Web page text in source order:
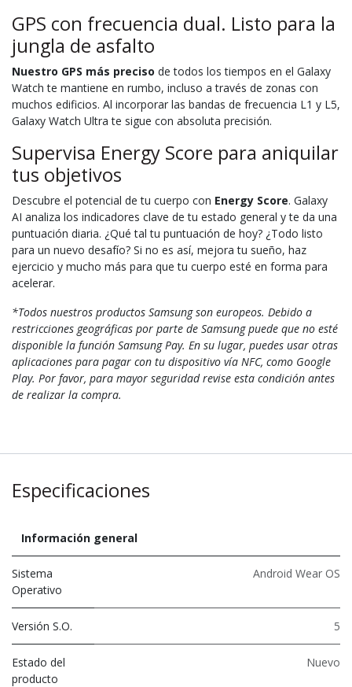
GPS con frecuencia dual. Listo para la
jungla de asfalto
Nuestro GPS más preciso de todos los tiempos en el Galaxy
Watch te mantiene en rumbo, incluso a través de zonas con
muchos edificios. Al incorporar las bandas de frecuencia L1 y L5,
Galaxy Watch Ultra te sigue con absoluta precisión.
Supervisa Energy Score para aniquilar
tus objetivos
Descubre el potencial de tu cuerpo con Energy Score. Galaxy
AI analiza los indicadores clave de tu estado general y te da una
puntuación diaria. ¿Qué tal tu puntuación de hoy? ¿Todo listo
para un nuevo desafío? Si no es así, mejora tu sueño, haz
ejercicio y mucho más para que tu cuerpo esté en forma para
acelerar.
*Todos nuestros productos Samsung son europeos. Debido a
restricciones geográficas por parte de Samsung puede que no esté
disponible la función Samsung Pay. En su lugar, puedes usar otras
aplicaciones para pagar con tu dispositivo vía NFC, como Google
Play. Por favor, para mayor seguridad revise esta condición antes
de realizar la compra.
Especificaciones
Información general
Sistema
Operativo
Android Wear OS
Versión S.O. 5
Estado del
producto
Nuevo